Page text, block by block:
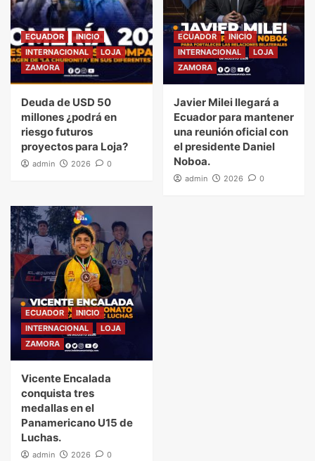
ECUADOR
INICIO
INTERNACIONAL
LOJA
ZAMORA
Deuda de USD 50
millones ¿podrá en
riesgo futuros
proyectos para Loja?
admin 2026 0
ECUADOR
INICIO
INTERNACIONAL
LOJA
ZAMORA
Javier Milei llegará a
Ecuador para mantener
una reunión oficial con
el presidente Daniel
Noboa.
admin 2026 0
ECUADOR
INICIO
INTERNACIONAL
LOJA
ZAMORA
Vicente Encalada
conquista tres
medallas en el
Panamericano U15 de
Luchas.
admin 2026 0